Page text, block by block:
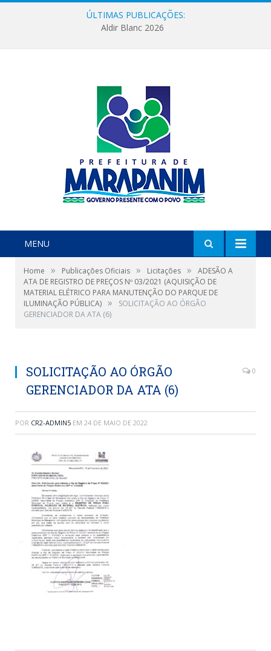
ÚLTIMAS PUBLICAÇÕES:
Aldir Blanc 2026
MENU
Home » Publicações Oficiais » Licitações »
ADESÃO A
ATA DE REGISTRO DE PREÇOS Nº 03/2021 (AQUISIÇÃO DE
MATERIAL ELÉTRICO PARA MANUTENÇÃO DO PARQUE DE
ILUMINAÇÃO PÚBLICA) »
SOLICITAÇÃO AO ÓRGÃO
GERENCIADOR DA ATA (6)
SOLICITAÇÃO AO ÓRGÃO
GERENCIADOR DA ATA (6)
0
POR CR2-ADMIN5 EM 24 DE MAIO DE 2022